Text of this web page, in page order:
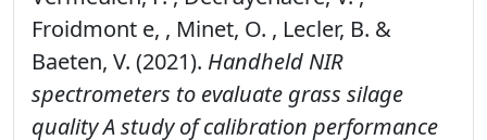
Froidmont e, , Minet, O. , Lecler, B. &
Baeten, V. (2021). Handheld NIR
spectrometers to evaluate grass silage
quality A study of calibration performance